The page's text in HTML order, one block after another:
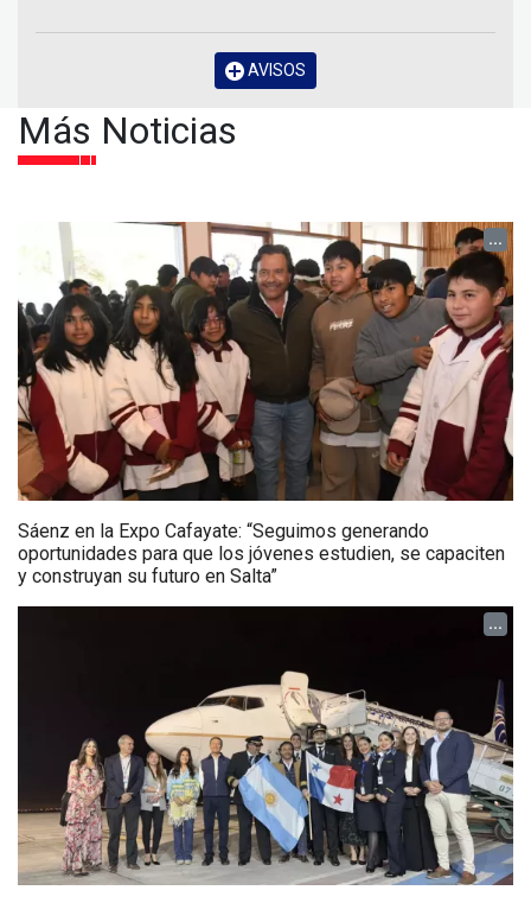
AVISOS
Más Noticias
...
Sáenz en la Expo Cafayate: “Seguimos generando
oportunidades para que los jóvenes estudien, se capaciten
y construyan su futuro en Salta”
...